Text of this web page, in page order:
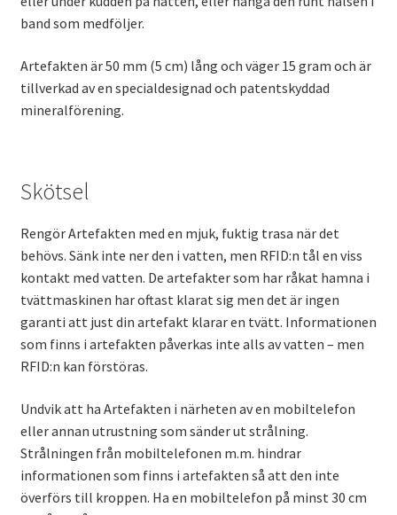
band som medföljer.
Artefakten är 50 mm (5 cm) lång och väger 15 gram och är
tillverkad av en specialdesignad och patentskyddad
mineralförening.
Skötsel
Rengör Artefakten med en mjuk, fuktig trasa när det
behövs. Sänk inte ner den i vatten, men RFID:n tål en viss
kontakt med vatten. De artefakter som har råkat hamna i
tvättmaskinen har oftast klarat sig men det är ingen
garanti att just din artefakt klarar en tvätt. Informationen
som finns i artefakten påverkas inte alls av vatten – men
RFID:n kan förstöras.
Undvik att ha Artefakten i närheten av en mobiltelefon
eller annan utrustning som sänder ut strålning.
Strålningen från mobiltelefonen m.m. hindrar
informationen som finns i artefakten så att den inte
överförs till kroppen. Ha en mobiltelefon på minst 30 cm